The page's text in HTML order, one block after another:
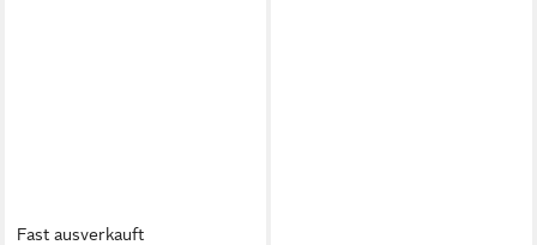
Fast ausverkauft